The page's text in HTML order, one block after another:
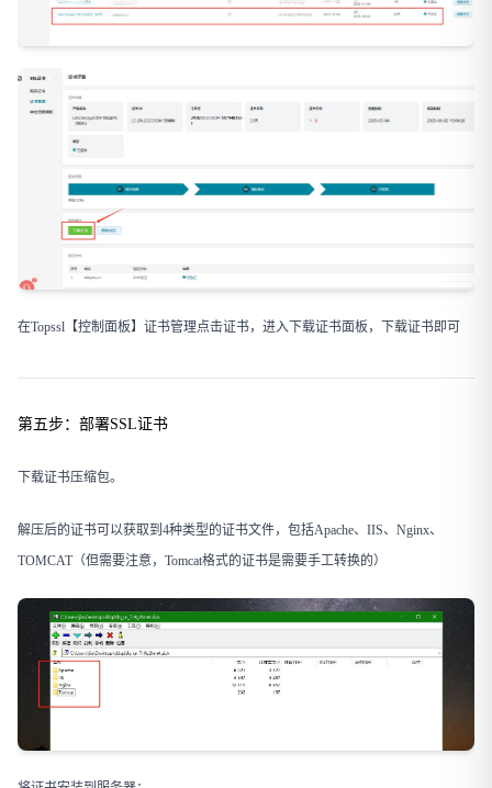
在Topssl【控制面板】证书管理点击证书，进入下载证书面板，下载证书即可
第五步：部署SSL证书
下载证书压缩包。
解压后的证书可以获取到4种类型的证书文件，包括Apache、IIS、Nginx、
TOMCAT（但需要注意，Tomcat格式的证书是需要手工转换的）